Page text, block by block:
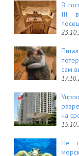
В
III в
сам
на
Не